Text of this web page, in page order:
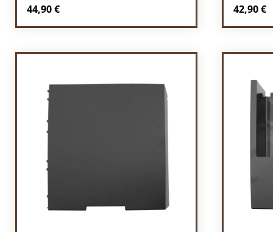
Regulärer Preis:
44,90 € 42,90 €